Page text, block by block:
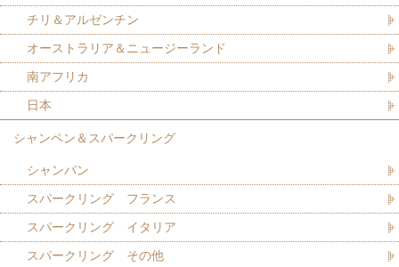
チリ＆アルゼンチン
オーストラリア＆ニュージーランド
南アフリカ
日本
シャンペン＆スパークリング
シャンパン
スパークリング フランス
スパークリング イタリア
スパークリング その他